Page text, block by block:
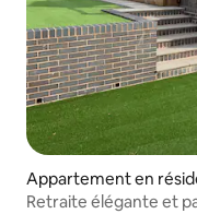
Appartement en
Retraite élégante et